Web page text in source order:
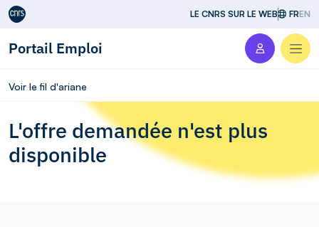
Aller au contenu LE CNRS SUR LE WEB FREN
Portail Emploi
Voir le fil d'ariane
L'offre demandée n'est plus
disponible